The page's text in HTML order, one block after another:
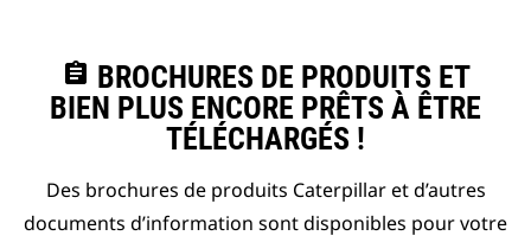
assignment BROCHURES DE PRODUITS ET
BIEN PLUS ENCORE PRÊTS À ÊTRE
TÉLÉCHARGÉS !
Des brochures de produits Caterpillar et d’autres
documents d’information sont disponibles pour votre